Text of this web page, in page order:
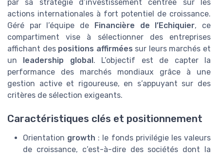
par sa stratégie d’investissement centrée sur les
actions internationales à fort potentiel de croissance.
Géré par l’équipe de Financière de l’Echiquier, ce
compartiment vise à sélectionner des entreprises
affichant des positions affirmées sur leurs marchés et
un leadership global. L’objectif est de capter la
performance des marchés mondiaux grâce à une
gestion active et rigoureuse, en s’appuyant sur des
critères de sélection exigeants.
Caractéristiques clés et positionnement
Orientation growth : le fonds privilégie les valeurs
de croissance, c’est-à-dire des sociétés dont la